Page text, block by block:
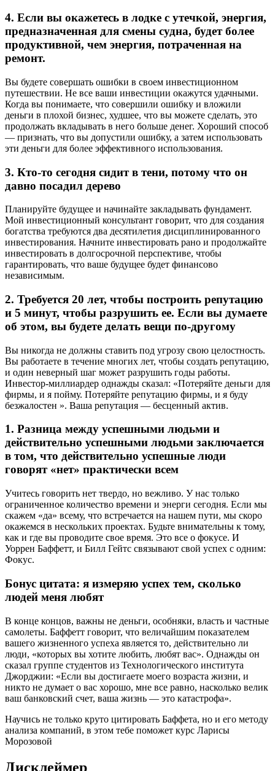
4. Если вы окажетесь в лодке с утечкой, энергия,
предназначенная для смены судна, будет более
продуктивной, чем энергия, потраченная на
ремонт.
Вы будете совершать ошибки в своем инвестиционном
путешествии. Не все ваши инвестиции окажутся удачными.
Когда вы понимаете, что совершили ошибку и вложили
деньги в плохой бизнес, худшее, что вы можете сделать, это
продолжать вкладывать в него больше денег. Хороший способ
— признать, что вы допустили ошибку, а затем использовать
эти деньги для более эффективного использования.
3. Кто-то сегодня сидит в тени, потому что он
давно посадил дерево
Планируйте будущее и начинайте закладывать фундамент.
Мой инвестиционный консультант говорит, что для создания
богатства требуются два десятилетия дисциплинированного
инвестирования. Начните инвестировать рано и продолжайте
инвестировать в долгосрочной перспективе, чтобы
гарантировать, что ваше будущее будет финансово
независимым.
2. Требуется 20 лет, чтобы построить репутацию
и 5 минут, чтобы разрушить ее. Если вы думаете
об этом, вы будете делать вещи по-другому
Вы никогда не должны ставить под угрозу свою целостность.
Вы работаете в течение многих лет, чтобы создать репутацию,
и один неверный шаг может разрушить годы работы.
Инвестор-миллиардер однажды сказал: «Потеряйте деньги для
фирмы, и я пойму. Потеряйте репутацию фирмы, и я буду
безжалостен ». Ваша репутация — бесценный актив.
1. Разница между успешными людьми и
действительно успешными людьми заключается
в том, что действительно успешные люди
говорят «нет» практически всем
Учитесь говорить нет твердо, но вежливо. У нас только
ограниченное количество времени и энерги сегодня. Если мы
скажем «да» всему, что встречается на нашем пути, мы скоро
окажемся в нескольких проектах. Будьте внимательны к тому,
как и где вы проводите свое время. Это все о фокусе. И
Уоррен Баффетт, и Билл Гейтс связывают свой успех с одним:
Фокус.
Бонус цитата: я измеряю успех тем, сколько
людей меня любят
В конце концов, важны не деньги, особняки, власть и частные
самолеты. Баффетт говорит, что величайшим показателем
вашего жизненного успеха является то, действительно ли
люди, «которых вы хотите любить, любят вас». Однажды он
сказал группе студентов из Технологического института
Джорджии: «Если вы достигаете моего возраста жизни, и
никто не думает о вас хорошо, мне все равно, насколько велик
ваш банковский счет, ваша жизнь — это катастрофа».
Научись не только круто цитировать Баффета, но и его методу
анализа компаний, в этом тебе поможет курс Ларисы
Морозовой
Дисклеймер